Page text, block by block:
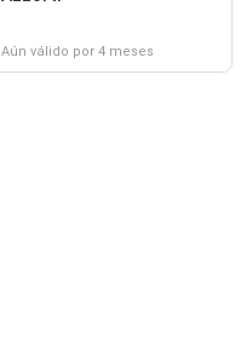
Aún válido por 4 meses